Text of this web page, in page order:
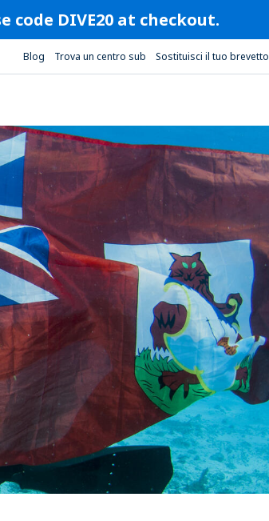
code DIVE20 at checkout.
Blog Trova un centro sub Sostituisci il tuo brevetto